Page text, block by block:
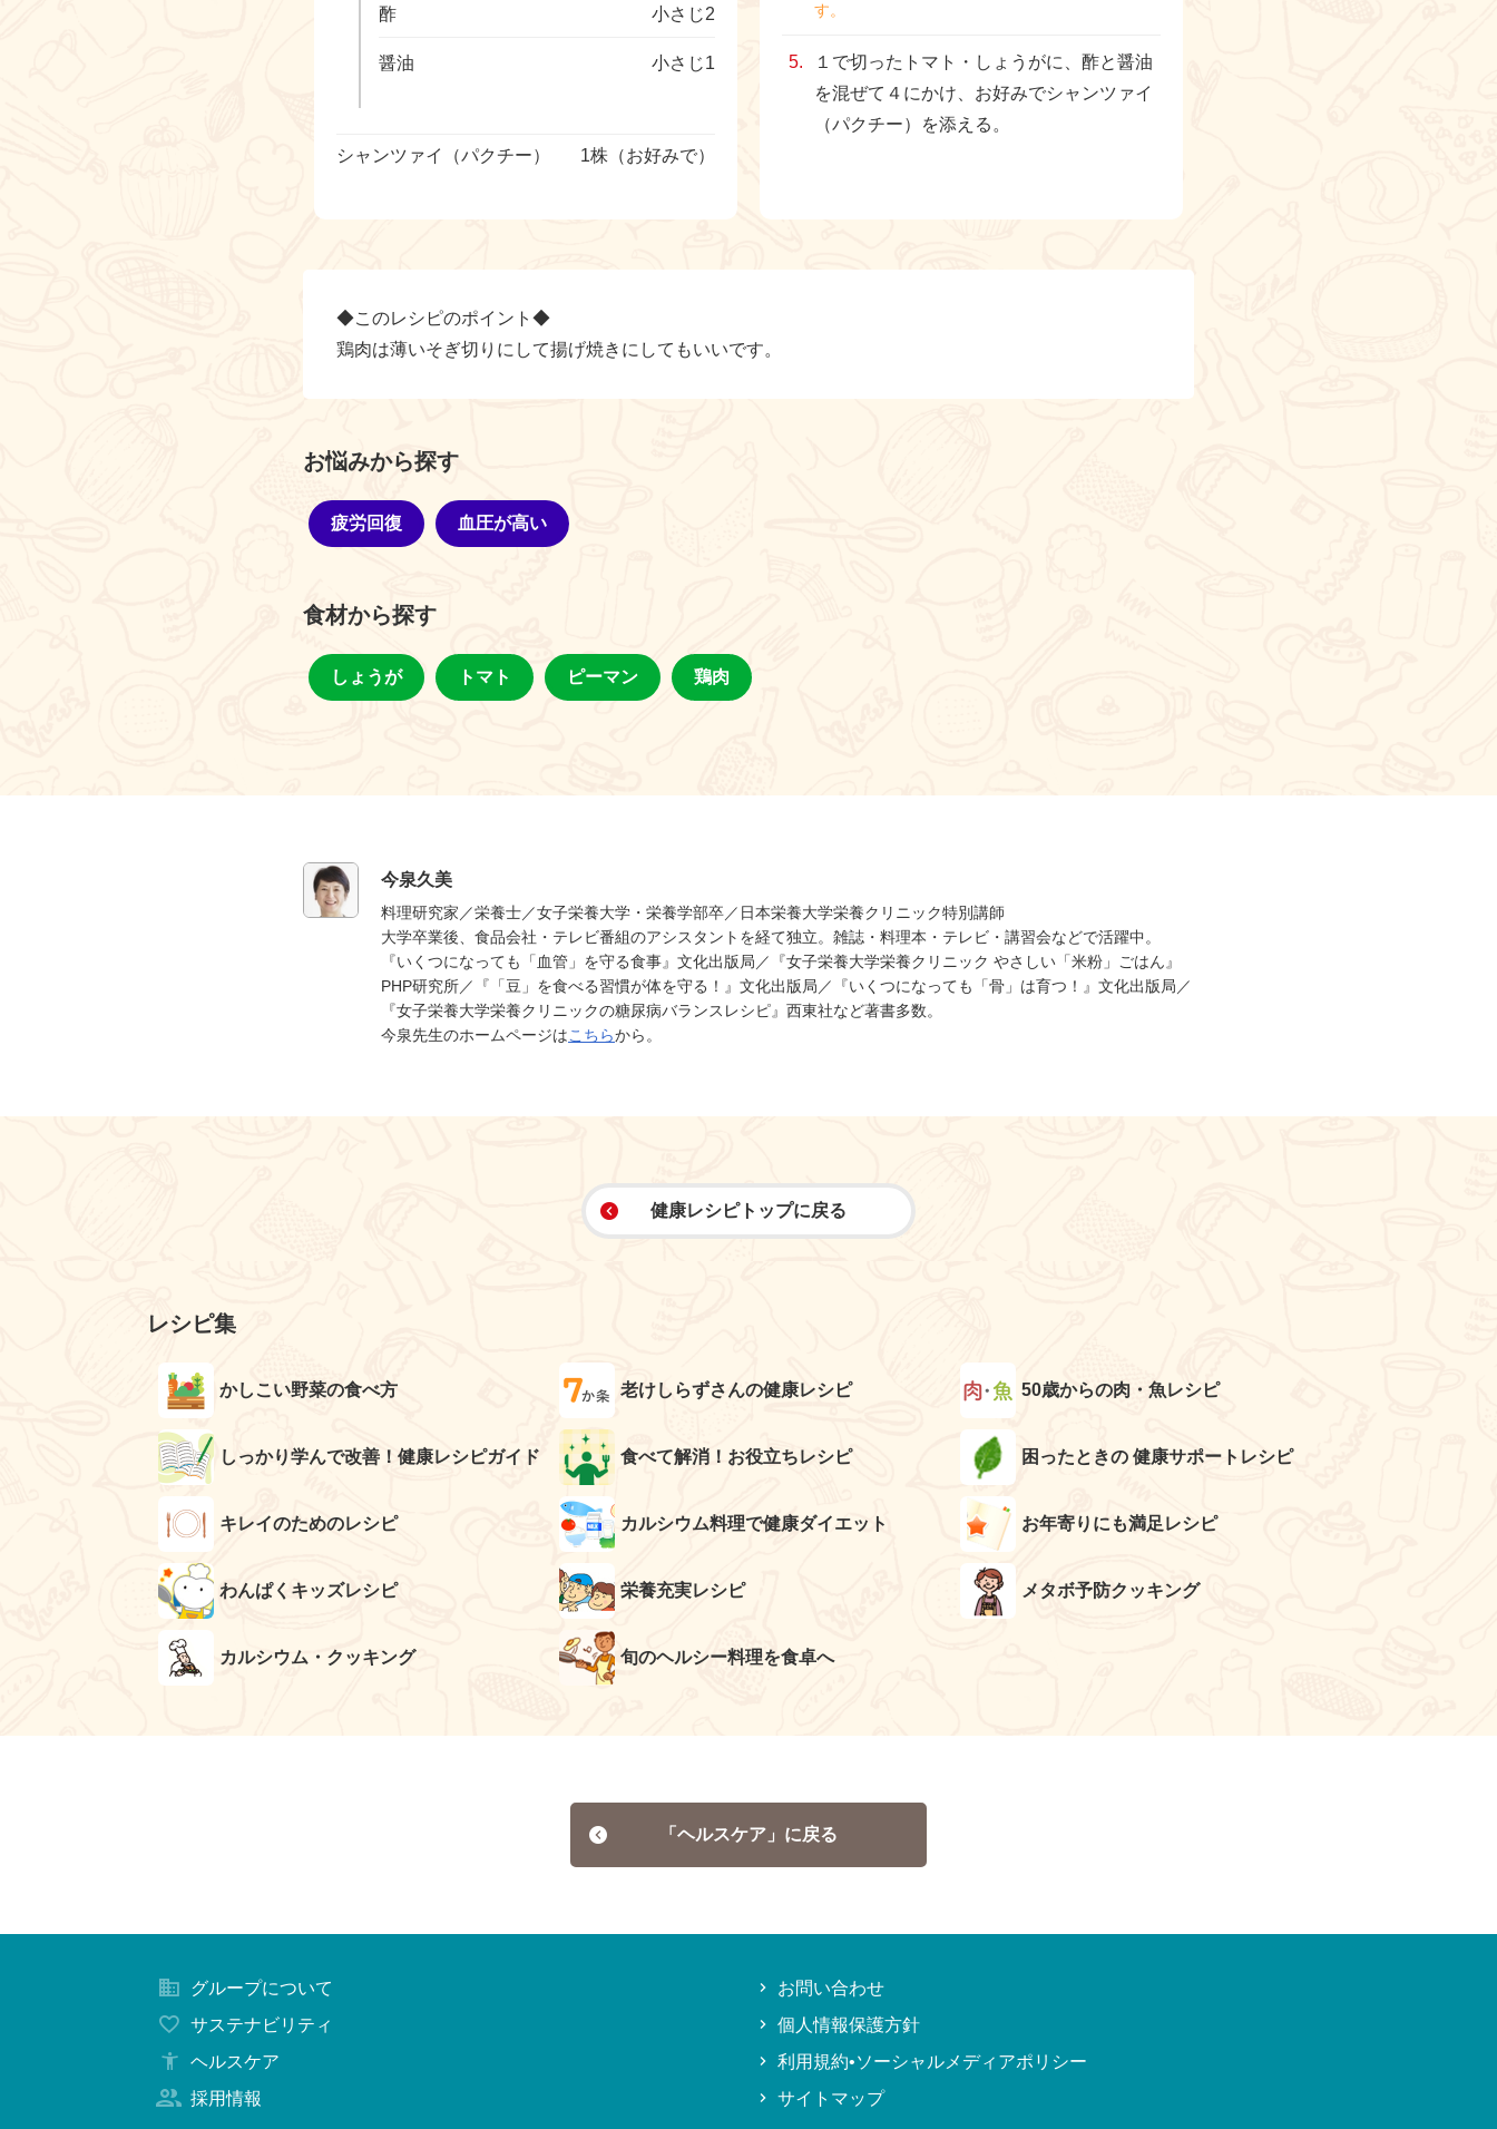
酢 小さじ2
醤油 小さじ1
シャンツァイ（パクチー） 1株（お好みで）
す。
１で切ったトマト・しょうがに、酢と醤油
を混ぜて４にかけ、お好みでシャンツァイ
（パクチー）を添える。
◆このレシピのポイント◆
鶏肉は薄いそぎ切りにして揚げ焼きにしてもいいです。
お悩みから探す
疲労回復 血圧が高い
食材から探す
しょうが トマト ピーマン 鶏肉
今泉久美
料理研究家／栄養士／女子栄養大学・栄養学部卒／日本栄養大学栄養クリニック特別講師
大学卒業後、食品会社・テレビ番組のアシスタントを経て独立。雑誌・料理本・テレビ・講習会などで活躍中。
『いくつになっても「血管」を守る食事』文化出版局／『女子栄養大学栄養クリニック やさしい「米粉」ごはん』
PHP研究所／『「豆」を食べる習慣が体を守る！』文化出版局／『いくつになっても「骨」は育つ！』文化出版局／
『女子栄養大学栄養クリニックの糖尿病バランスレシピ』西東社など著書多数。
今泉先生のホームページはこちらから。
健康レシピトップに戻る
レシピ集
かしこい野菜の食べ方 老けしらずさんの健康レシピ 50歳からの肉・魚レシピ
しっかり学んで改善！健康レシピガイド 食べて解消！お役立ちレシピ 困ったときの 健康サポートレシピ
キレイのためのレシピ カルシウム料理で健康ダイエット お年寄りにも満足レシピ
わんぱくキッズレシピ 栄養充実レシピ メタボ予防クッキング
カルシウム・クッキング 旬のヘルシー料理を食卓へ
「ヘルスケア」に戻る
グループについて
サステナビリティ
ヘルスケア
採用情報
お問い合わせ
個人情報保護方針
利用規約•ソーシャルメディアポリシー
サイトマップ